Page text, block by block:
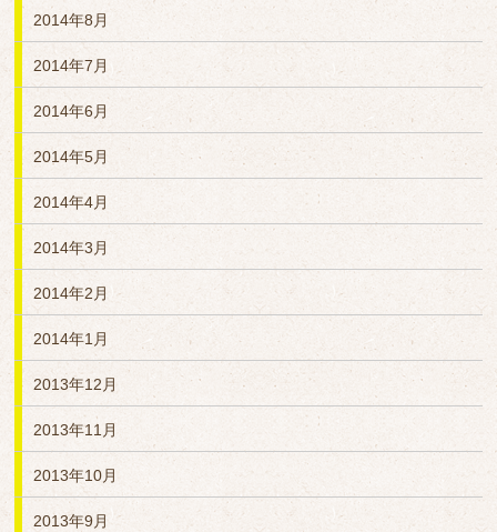
2014年8月
2014年7月
2014年6月
2014年5月
2014年4月
2014年3月
2014年2月
2014年1月
2013年12月
2013年11月
2013年10月
2013年9月